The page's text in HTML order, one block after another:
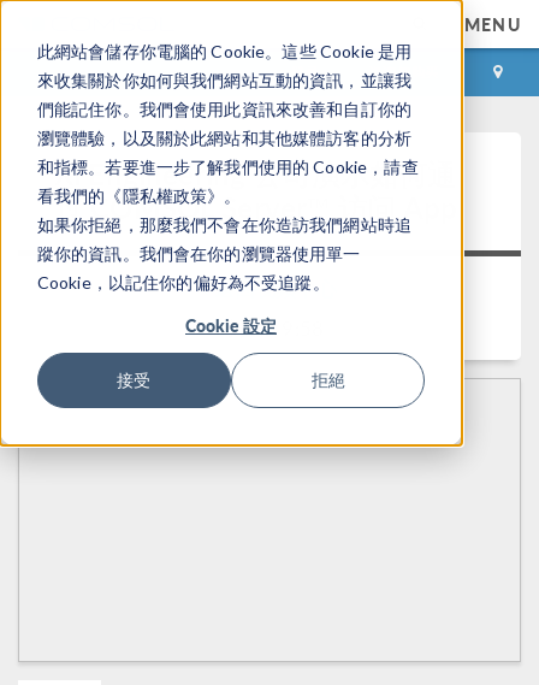
此網站會儲存你電腦的 Cookie。這些 Cookie 是用
來收集關於你如何與我們網站互動的資訊，並讓我
們能記住你。我們會使用此資訊來改善和自訂你的
瀏覽體驗，以及關於此網站和其他媒體訪客的分析
和指標。若要進一步了解我們使用的 Cookie，請查
看我們的《隱私權政策》。
如果你拒絕，那麼我們不會在你造訪我們網站時追
蹤你的資訊。我們會在你的瀏覽器使用單一
Cookie，以記住你的偏好為不受追蹤。
Cookie 設定
接受 拒絕
MENU
登录 咨询与购买
Xi Engineering 公司演示如何通
过 COMSOL Server™ 访问 App
返回视频中心
时长： 9:58